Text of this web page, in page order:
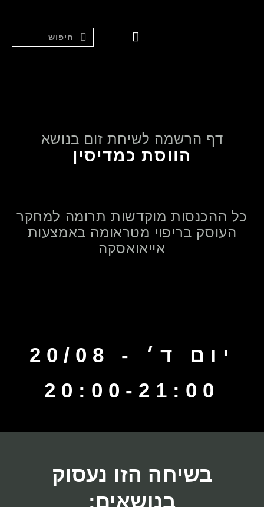
דף הרשמה לשיחת זום בנושא
הווסת כמדיסין
כל ההכנסות מוקדשות תרומה למחקר
העוסק בריפוי מטראומה באמצעות
אייאואסקה
יום ד׳ - 20/08
20:00-21:00
בשיחה הזו נעסוק
בנושאים: